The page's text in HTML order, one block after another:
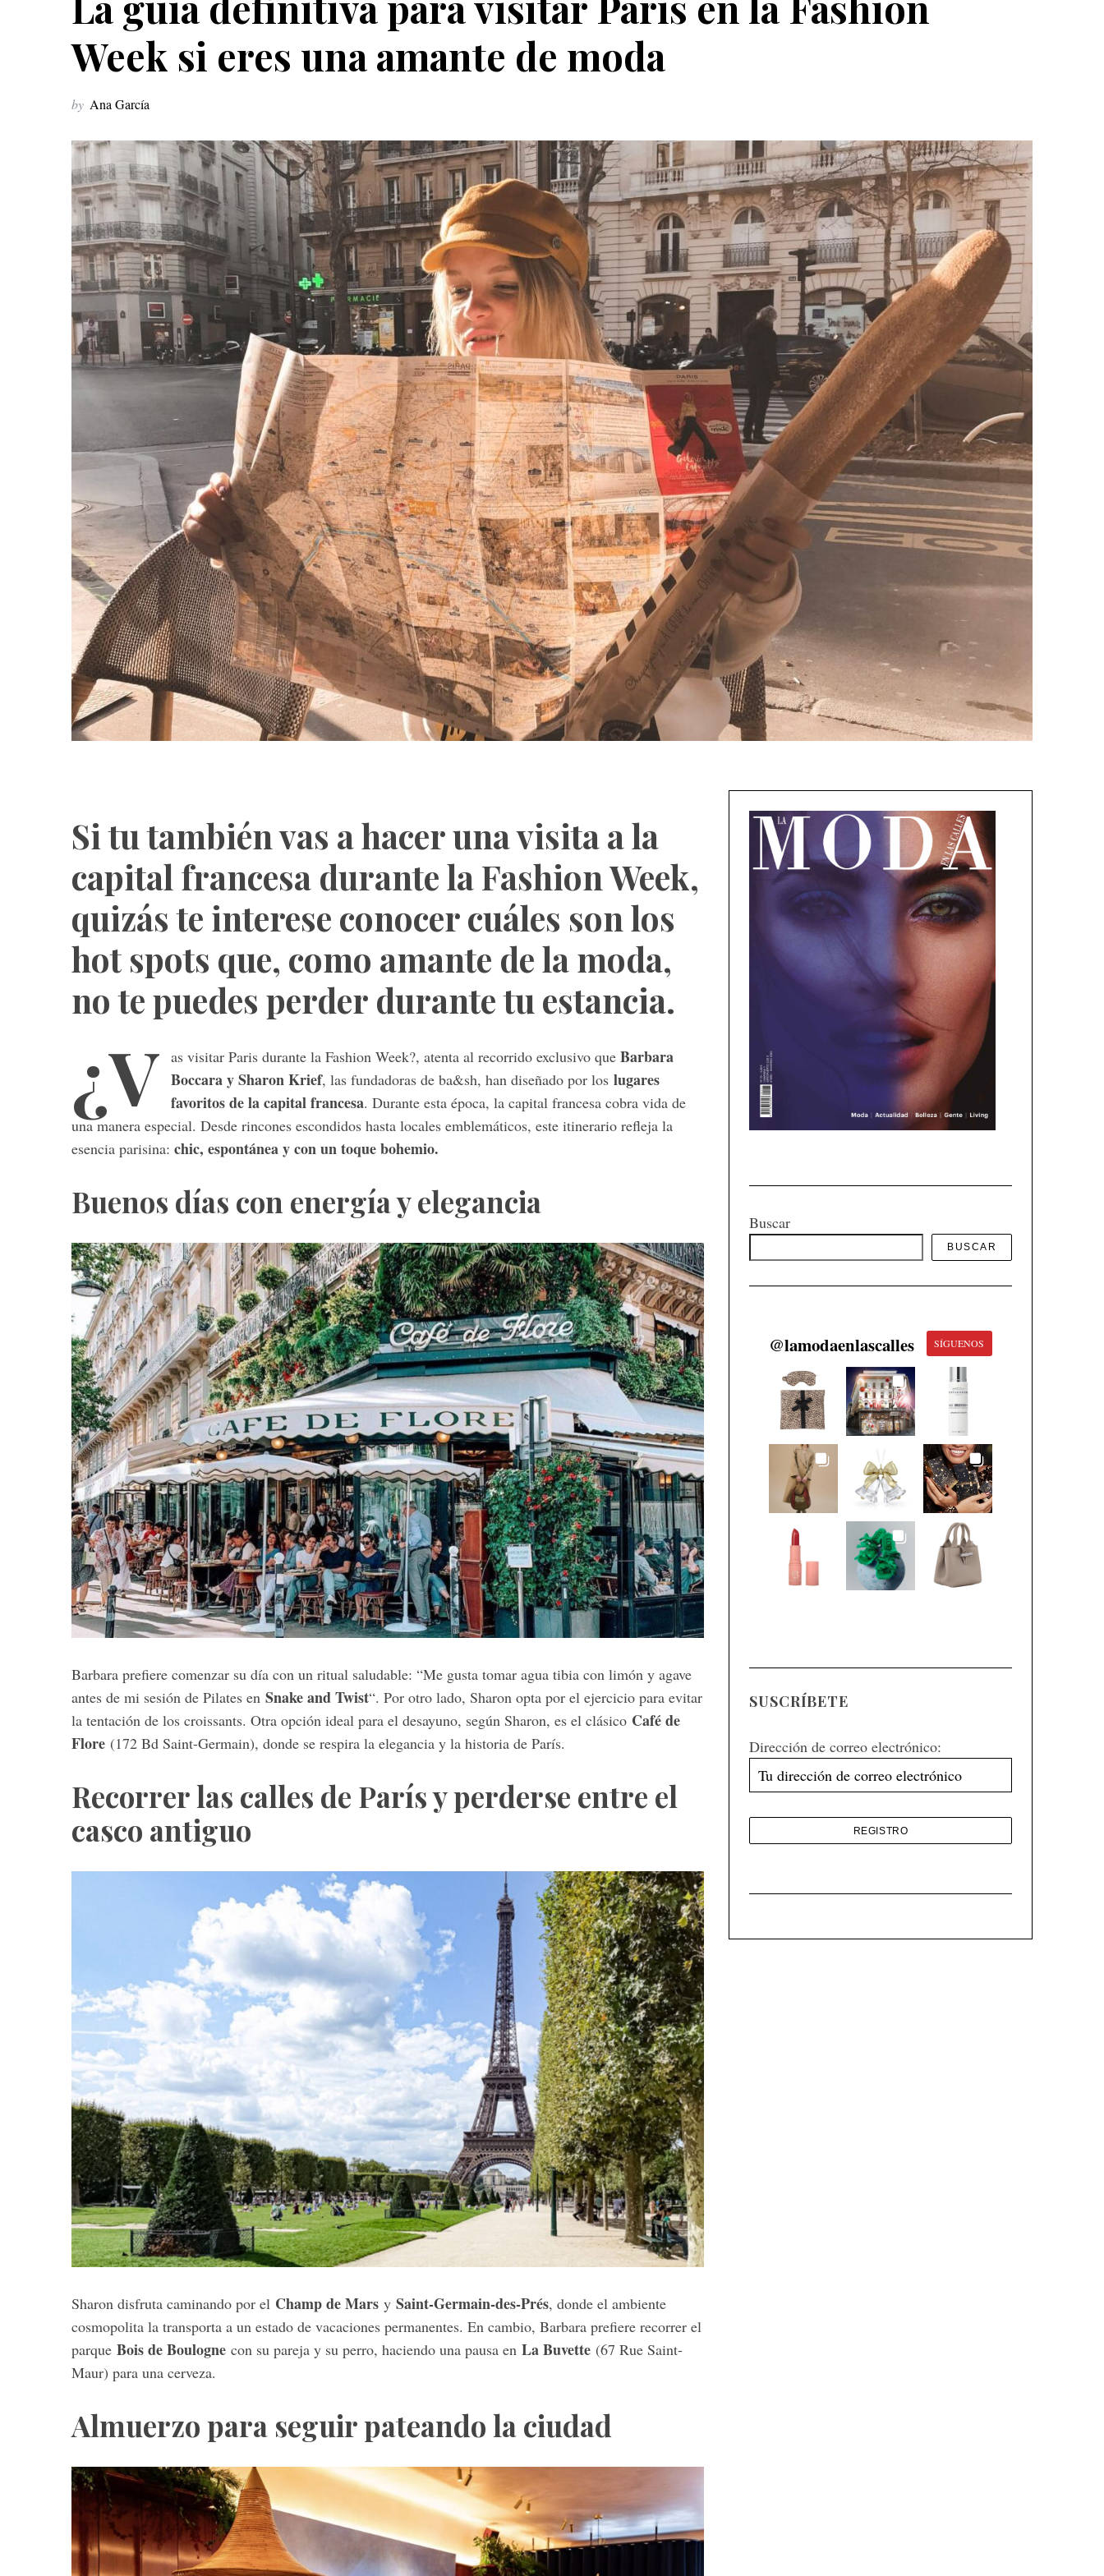
Week si eres una amante de moda
by Ana García
Si tu también vas a hacer una visita a la
capital francesa durante la Fashion Week,
quizás te interese conocer cuáles son los
hot spots que, como amante de la moda,
no te puedes perder durante tu estancia.
¿V as visitar Paris durante la Fashion Week?, atenta al recorrido exclusivo que Barbara
Boccara y Sharon Krief, las fundadoras de ba&sh, han diseñado por los lugares
favoritos de la capital francesa. Durante esta época, la capital francesa cobra vida de
una manera especial. Desde rincones escondidos hasta locales emblemáticos, este itinerario refleja la
esencia parisina: chic, espontánea y con un toque bohemio.
Buenos días con energía y elegancia
Barbara prefiere comenzar su día con un ritual saludable: “Me gusta tomar agua tibia con limón y agave
antes de mi sesión de Pilates en Snake and Twist“. Por otro lado, Sharon opta por el ejercicio para evitar
la tentación de los croissants. Otra opción ideal para el desayuno, según Sharon, es el clásico Café de
Flore (172 Bd Saint-Germain), donde se respira la elegancia y la historia de París.
Recorrer las calles de París y perderse entre el
casco antiguo
Sharon disfruta caminando por el Champ de Mars y Saint-Germain-des-Prés, donde el ambiente
cosmopolita la transporta a un estado de vacaciones permanentes. En cambio, Barbara prefiere recorrer el
parque Bois de Boulogne con su pareja y su perro, haciendo una pausa en La Buvette (67 Rue Saint-
Maur) para una cerveza.
Almuerzo para seguir pateando la ciudad
Buscar
BUSCAR
@lamodaenlascalles SÍGUENOS
SUSCRÍBETE
Dirección de correo electrónico:
e
r
c
h
f
o
r
: